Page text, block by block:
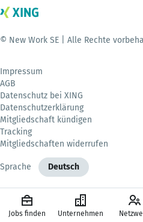
© New Work SE | Alle Rechte
Impressum
AGB
Datenschutz bei XING
Datenschutzerklärung
Mitgliedschaft kündigen
Tracking
Mitgliedschaften widerrufen
Sprache Deutsch
Jobs finden Unternehmen